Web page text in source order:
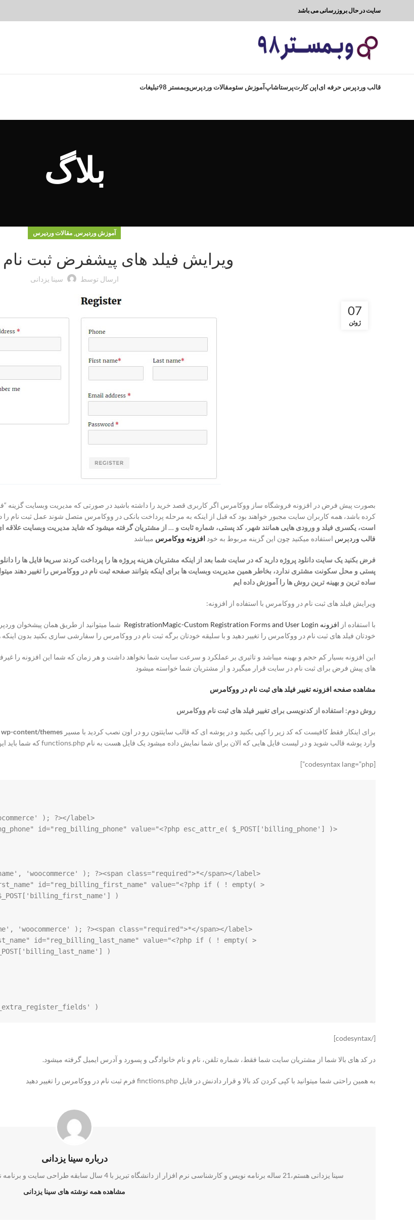
سایت در حال بروزرسانی می باشد
قالب وردپرس حرفه ایاپن کارتپرستاشاپآموزش سئومقالات وردپرسوبمستر 98 تبلیغات
بلاگ
آموزش وردپرس, مقالات وردپرس
ویرایش فیلد های پیشفرض ثبت
ارسال توسط سینا یزدانی
07
ژوئن
بصورت پیش فرض در افزونه فروشگاه ساز ووکامرس اگر کاربری قصد خرید را داشته باشید در صورتی که مدیریت وبسایت گزینه
کرده باشد، همه کاربران سایت مجبور خواهند بود که قبل از اینکه به مرحله پرداخت بانکی در ووکامرس متصل شوند عمل ثبت نام را
است، یکسری فیلد و ورودی هایی همانند شهر، کد پستی، شماره ثابت و … از مشتریان گرفته میشود که شاید مدیریت وبسایت علاقه ای
قالب وردپرس استفاده میکنید چون این گزینه مربوط به خود افزونه ووکامرس میباشد
فرض بکنید یک سایت دانلود پروژه دارید که در سایت شما بعد از اینکه مشتریان هزینه پروژه ها را پرداخت کردند سریعا فایل ها را
پستی و محل سکونت مشتری ندارد، بخاطر همین مدیریت وبسایت ها برای اینکه بتوانند صفحه ثبت نام در ووکامرس را تغییر دهند
ساده ترین و بهینه ترین روش ها را آموزش داده ایم
ویرایش فیلد های ثبت نام در ووکامرس با استفاده از افزونه:
با استفاده از افزونه RegistrationMagic-Custom Registration Forms and User Login
شما میتوانید از طریق همان پیشخوان
خودتان فیلد های ثبت نام در ووکامرس را تغییر دهید و با سلیقه خودتان برگه ثبت نام در ووکامرس را سفارشی سازی بکنید بدون
این افزونه بسیار کم حجم و بهینه میباشد و تاثیری بر عملکرد و سرعت سایت شما نخواهد داشت و هر زمان که شما این افزونه را
های پیش فرض برای ثبت نام در سایت قرار میگیرد و از مشتریان شما خواسته میشود
مشاهده صفحه افزونه تغییر فیلد های ثبت نام در ووکامرس
روش دوم: استفاده از کدنویسی برای تغییر فیلد های ثبت نام ووکامرس
برای اینکار فقط کافیست که کد زیر را کپی بکنید و در پوشه ای که قالب سایتتون رو در اون نصب کردید با مسیر wp-content/themes
وارد پوشه قالب شوید و در لیست فایل هایی که الان برای شما نمایش داده میشود یک فایل هست به نام functions.php که شما باید این فایل را برای ادیت کردن باز بکنید
[codesyntax lang=”php”]
id="reg_billing_first_name" value="<?php if ( ! empty(
id="reg_billing_last_name" value="<?php if ( ! empty(
[/codesyntax]
در کد های بالا شما از مشتریان سایت شما فقط، شماره تلفن، نام و نام خانوادگی و پسورد و آدرس ایمیل گرفته میشود.
به همین راحتی شما میتوانید با کپی کردن کد بالا و قرار دادنش در فایل finctions.php فرم ثبت نام در ووکامرس را تغییر دهید
درباره سینا یزدانی
سینا یزدانی هستم،21 ساله برنامه نویس و کارشناسی نرم افزار از دانشگاه تبریز با 4 سال سابقه طراحی سایت و برنامه نویسی تحت وب و هدفم ارائه آموزش برای وبمستر های عزیز هست ?
مشاهده همه نوشته های سینا یزدانی